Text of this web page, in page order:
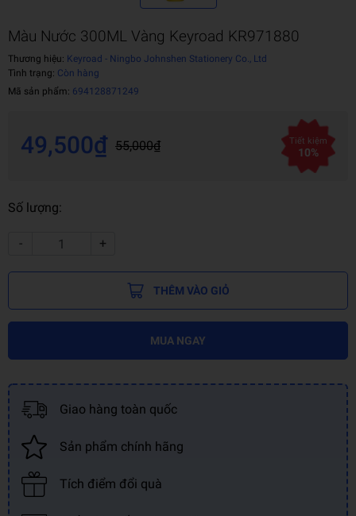
Màu Nước 300ML Vàng Keyroad KR971880
Thương hiệu: Keyroad - Ningbo Johnshen Stationery Co., Ltd
Tình trạng: Còn hàng
Mã sản phẩm: 694128871249
49,500₫ 55,000₫ Tiết kiệm
10%
Số lượng:
- +
THÊM VÀO GIỎ
MUA NGAY
Giao hàng toàn quốc
Sản phẩm chính hãng
Tích điểm đổi quà